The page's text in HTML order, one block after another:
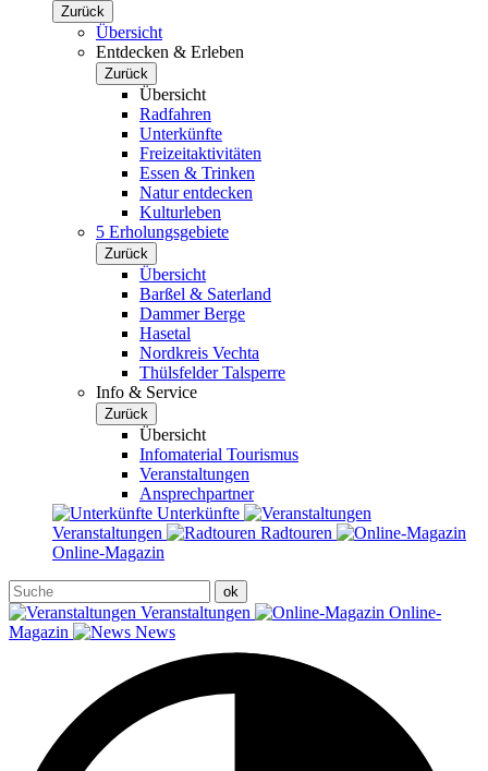
Zurück
Übersicht
Entdecken & Erleben
Zurück
Übersicht
Radfahren
Unterkünfte
Freizeitaktivitäten
Essen & Trinken
Natur entdecken
Kulturleben
5 Erholungsgebiete
Zurück
Übersicht
Barßel & Saterland
Dammer Berge
Hasetal
Nordkreis Vechta
Thülsfelder Talsperre
Info & Service
Zurück
Übersicht
Infomaterial Tourismus
Veranstaltungen
Ansprechpartner
Unterkünfte
Veranstaltungen
Radtouren
Online-Magazin
Veranstaltungen
Online-
Magazin
News